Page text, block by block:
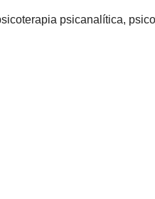
psicanalítica,